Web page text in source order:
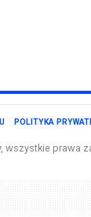
POLITYKA
wszystkie prawa